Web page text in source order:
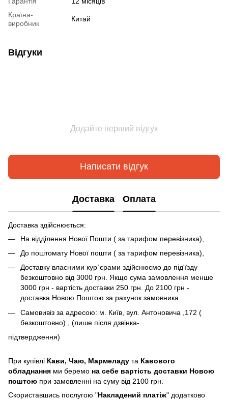
Країна-
виробник
Китай
Відгуки
Додайте перший відгук
Написати відгук
Доставка Оплата
Доставка здійснюється:
На відділення Нової Пошти ( за тарифом перевізника),
До поштомату Нової пошти ( за тарифом перевізника),
Доставку власними кур`єрами здійснюємо до під'їзду
безкоштовно від 3000 грн. Якщо сума замовлення менше
3000 грн - вартість доставки 250 грн. До 2100 грн -
доставка Новою Поштою за рахунок замовника
Самовивіз за адресою: м. Київ, вул. Антоновича ,172 (
безкоштовно) , (лише після дзвінка-
підтвердження)
При купівлі Кави, Чаю, Мармеладу та Кавового
обладнання ми беремо на себе вартість доставки Новою
поштою при замовленні на суму від 2100 грн.
Скориставшись послугою "Накладений платіж" додатково